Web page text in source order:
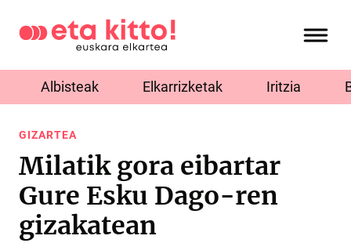
Albisteak Elkarrizketak Iritzia
GIZARTEA
Milatik gora eibartar
Gure Esku Dago-ren
gizakatean